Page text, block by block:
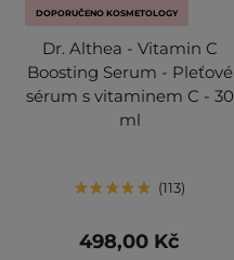
DOPORUČENO KOSMETOLOGY
Dr. Althea - Vitamin C
Boosting Serum - Pleťové
sérum s vitaminem C - 30
ml
113
498,00 Kč